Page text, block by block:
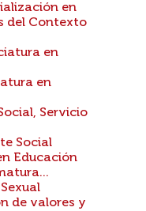
en
del Contexto
en
en
Servicio
Social
Educación
de valores y